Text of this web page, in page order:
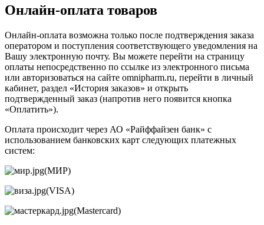
Онлайн-оплата товаров
Онлайн-оплата возможна только после подтверждения заказа
оператором и поступления соответствующего уведомления на
Вашу электронную почту. Вы можете перейти на страницу
оплаты непосредственно по ссылке из электронного письма
или авторизоваться на сайте omnipharm.ru, перейти в личный
кабинет, раздел «История заказов» и открыть
подтвержденный заказ (напротив него появится кнопка
«Оплатить»).
Оплата происходит через АО «Райффайзен банк» с
использованием банковских карт следующих платежных
систем:
(МИР)
(VISA)
(Mastercard)